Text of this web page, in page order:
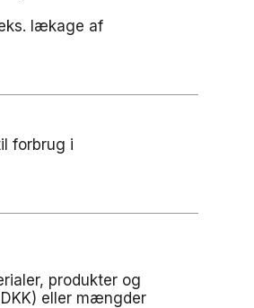
lækage af
forbrug i
produkter og
eller mængder